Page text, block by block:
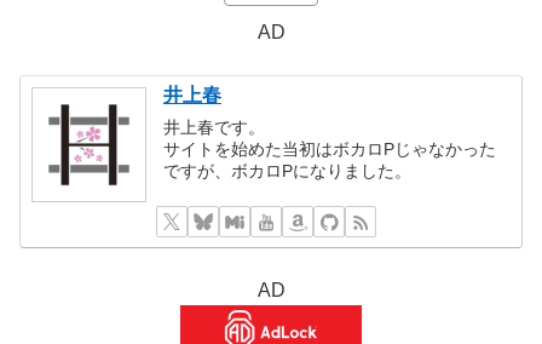
AD
井上春
井上春です。
サイトを始めた当初はボカロPじゃなかった
ですが、ボカロPになりました。
AD